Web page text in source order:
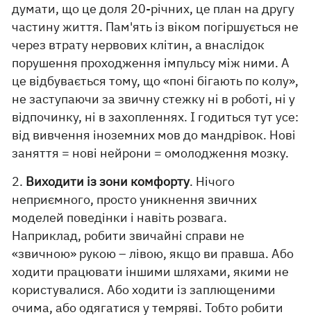
думати, що це доля 20-річних, це план на другу
частину життя. Пам'ять із віком погіршується не
через втрату нервових клітин, а внаслідок
порушення проходження імпульсу між ними. А
це відбувається тому, що «поні бігають по колу»,
не заступаючи за звичну стежку ні в роботі, ні у
відпочинку, ні в захопленнях. І годиться тут усе:
від вивчення іноземних мов до мандрівок. Нові
заняття = нові нейрони = омолодження мозку.
2. Виходити із зони комфорту. Нічого
неприємного, просто уникнення звичних
моделей поведінки і навіть розвага.
Наприклад, робити звичайні справи не
«звичною» рукою – лівою, якщо ви правша. Або
ходити працювати іншими шляхами, якими не
користувалися. Або ходити із заплющеними
очима, або одягатися у темряві. Тобто робити